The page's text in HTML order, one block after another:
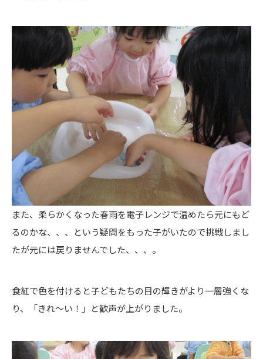
また、柔らかくなった春雨を電子レンジで温めたら元にもど
るのかな、、、という疑問をもった子がいたので挑戦しまし
たが元には戻りませんでした、、、。
食紅で色を付けると子どもたちの目の輝きがより一層強くな
り、「きれ〜い！」と歓声が上がりました。